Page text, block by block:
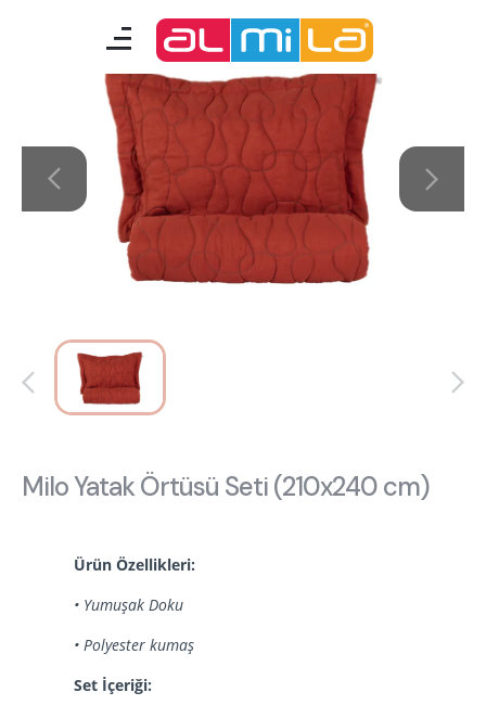
genç odası
çocuk/bebek odası akıllı mobilyalar
Almila Blog
Almila Life Concept
Hakkımızda
Kataloglar
İş Ortaklığı
Milo Yatak Örtüsü Seti (210x240 cm)
Ürün Özellikleri:
• Yumuşak Doku
• Polyester kumaş
Set İçeriği: